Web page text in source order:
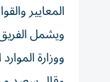
المعايير
ويشمل
ووزارة